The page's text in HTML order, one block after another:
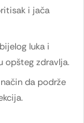
i jača
luka i
opšteg zdravlja.
da podrže